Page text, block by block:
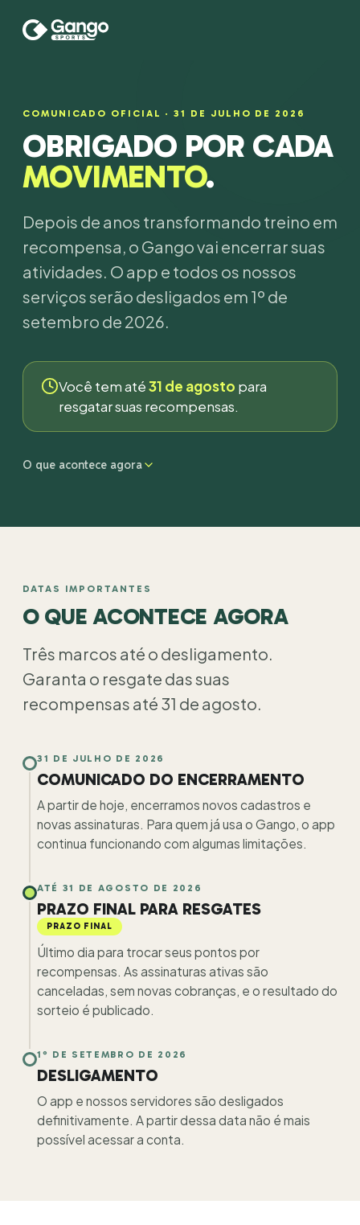
COMUNICADO OFICIAL · 31 DE JULHO DE 2026
OBRIGADO POR CADA
MOVIMENTO.
Depois de anos transformando treino em
recompensa, o Gango vai encerrar suas
atividades. O app e todos os nossos
serviços serão desligados em 1º de
setembro de 2026.
Você tem até31 de agosto para
resgatar suas recompensas.
O que acontece agora
DATAS IMPORTANTES
O QUE ACONTECE AGORA
Três marcos até o desligamento.
Garanta o resgate das suas
recompensas até 31 de agosto.
31 DE JULHO DE 2026
COMUNICADO DO ENCERRAMENTO
A partir de hoje, encerramos novos cadastros e
novas assinaturas. Para quem já usa o Gango, o app
continua funcionando com algumas limitações.
ATÉ 31 DE AGOSTO DE 2026
PRAZO FINAL PARA RESGATES
PRAZO FINAL
Último dia para trocar seus pontos por
recompensas. As assinaturas ativas são
canceladas, sem novas cobranças, e o resultado do
sorteio é publicado.
1º DE SETEMBRO DE 2026
DESLIGAMENTO
O app e nossos servidores são desligados
definitivamente. A partir dessa data não é mais
possível acessar a conta.